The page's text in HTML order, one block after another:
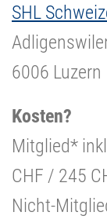
SHL
6006 Luzern
Kosten?
Mitglied*
CHF / 245
Nicht-